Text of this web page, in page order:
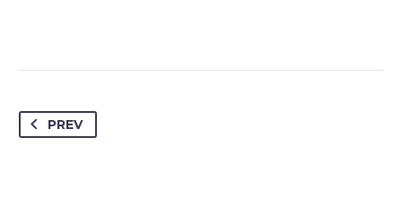
PREV